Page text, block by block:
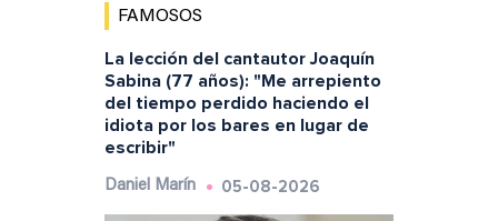
FAMOSOS
La lección del cantautor Joaquín
Sabina (77 años): "Me arrepiento
del tiempo perdido haciendo el
idiota por los bares en lugar de
escribir"
Daniel Marín 05-08-2026